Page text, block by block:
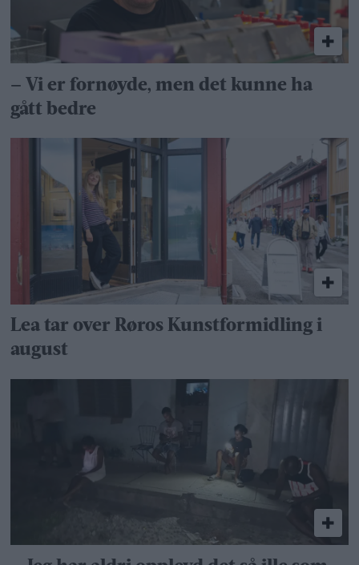
– Vi er fornøyde, men det kunne ha
gått bedre
Lea tar over Røros Kunstformidling i
august